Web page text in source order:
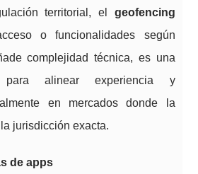
territorial, el geofencing
o funcionalidades según
complejidad técnica, es una
para alinear experiencia y
en mercados donde la
jurisdicción exacta.
de apps